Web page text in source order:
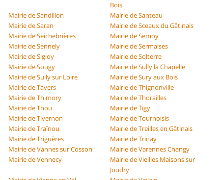
Bois
Mairie de Sandillon
Mairie de Santeau
Mairie de Saran
Mairie de Sceaux du Gâtinais
Mairie de Seichebrières
Mairie de Semoy
Mairie de Sennely
Mairie de Sermaises
Mairie de Sigloy
Mairie de Solterre
Mairie de Sougy
Mairie de Sully la Chapelle
Mairie de Sully sur Loire
Mairie de Sury aux Bois
Mairie de Tavers
Mairie de Thignonville
Mairie de Thimory
Mairie de Thorailles
Mairie de Thou
Mairie de Tigy
Mairie de Tivernon
Mairie de Tournoisis
Mairie de Traînou
Mairie de Treilles en Gâtinais
Mairie de Triguères
Mairie de Trinay
Mairie de Vannes sur Cosson
Mairie de Varennes Changy
Mairie de Vennecy
Mairie de Vieilles Maisons sur
Joudry